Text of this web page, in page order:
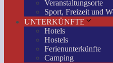
Veranstaltungsorte
Sport, Freizeit und
UNTERKÜNFTE
Hotels
Hostels
Ferienunterkünfte
Camping